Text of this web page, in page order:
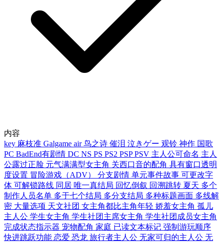
内容
key 麻枝准 Galgame air鸟之诗 催泪 泣きゲー 观铃 神作 国歌
PC BadEnd有剧情 DC NS PS PS2 PSPPSV 主人公可命名 主人
公露过正脸 元气满满型女主角 关西口音的配角 具有窗口透明
度设置 冒险游戏（ADV） 分支剧情 单元事件故事 可更改字
体 可解锁路线 同居 唯一真结局 回忆倒叙 回溯跳转 夏天 多个
制作人员名单 多于七个结局 多分支结局 多种标题画面 多线解
密 大量选项 天文社团 女主角都比主角年轻 娇羞女主角 孤儿
主人公 学生女主角 学生社团主席女主角 学生社团成员女主角
完成状态指示器 宠物配角 家庭 已读文本标记 强制游玩顺序
快进跳跃功能 恋爱 恐龙 旅行者主人公 无家可归的主人公 无